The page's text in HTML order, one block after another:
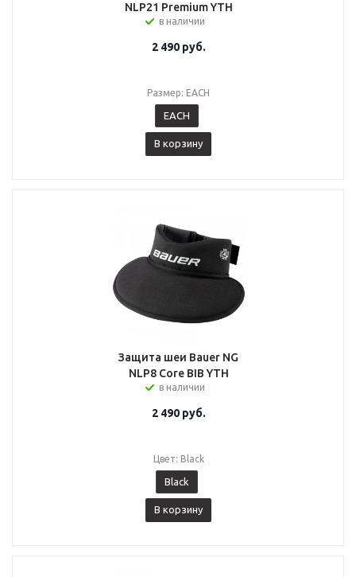
NLP21 Premium YTH
в наличии
2 490руб.
Размер: EACH
EACH
В корзину
Защита шеи Bauer NG
NLP8 Core BIB YTH
в наличии
2 490руб.
Цвет: Black
Black
В корзину